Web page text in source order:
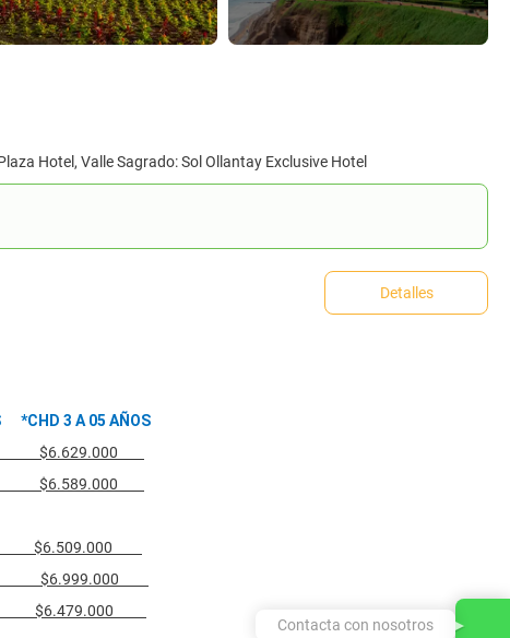
Hotel, Valle Sagrado: Sol Ollantay Exclusive Hotel
Detalles
3 A 05 AÑOS
$6.629.000
$6.589.000
$6.509.000
$6.999.000
$6.479.000
Contacta con nosotros